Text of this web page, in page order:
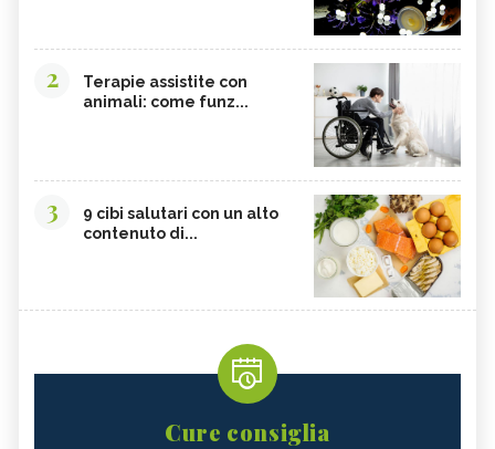
2
Terapie assistite con
animali: come funz...
3
9 cibi salutari con un alto
contenuto di...
Cure consiglia